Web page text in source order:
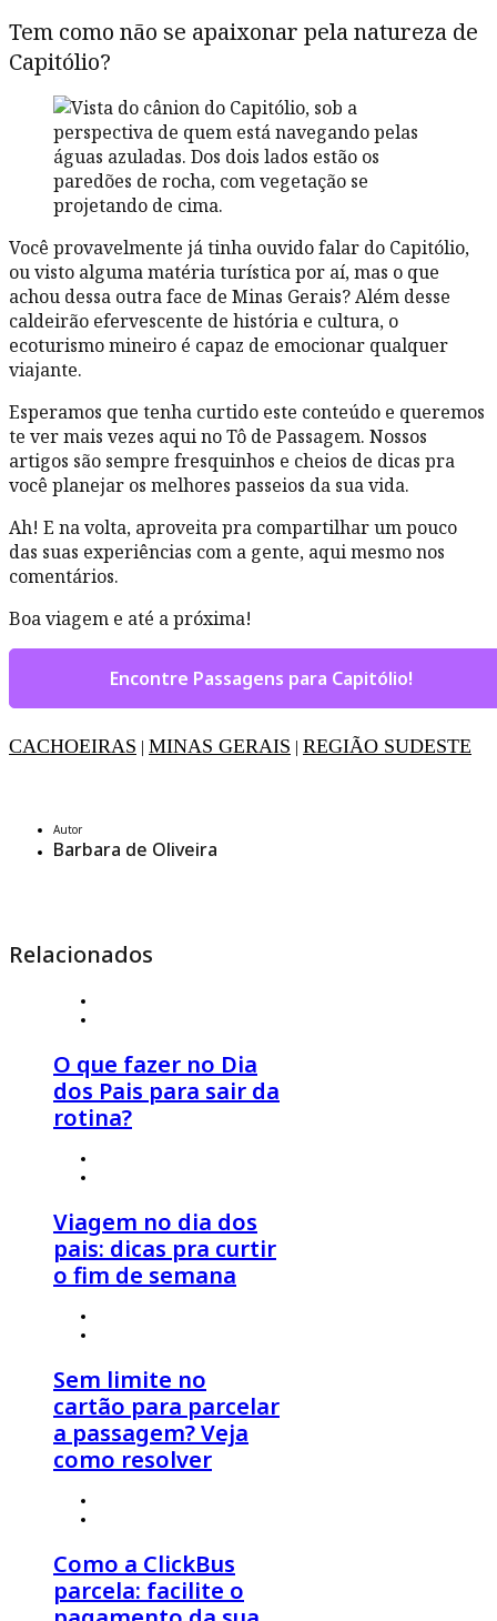
Tem como não se apaixonar pela natureza de
Capitólio?
Você provavelmente já tinha ouvido falar do Capitólio,
ou visto alguma matéria turística por aí, mas o que
achou dessa outra face de Minas Gerais? Além desse
caldeirão efervescente de história e cultura, o
ecoturismo mineiro é capaz de emocionar qualquer
viajante.
Esperamos que tenha curtido este conteúdo e queremos
te ver mais vezes aqui no Tô de Passagem. Nossos
artigos são sempre fresquinhos e cheios de dicas pra
você planejar os melhores passeios da sua vida.
Ah! E na volta, aproveita pra compartilhar um pouco
das suas experiências com a gente, aqui mesmo nos
comentários.
Boa viagem e até a próxima!
Encontre Passagens para Capitólio!
CACHOEIRAS | MINAS GERAIS | REGIÃO SUDESTE
Autor
Barbara de Oliveira
Relacionados
O que fazer no Dia
dos Pais para sair da
rotina?
Viagem no dia dos
pais: dicas pra curtir
o fim de semana
Sem limite no
cartão para parcelar
a passagem? Veja
como resolver
Como a ClickBus
parcela: facilite o